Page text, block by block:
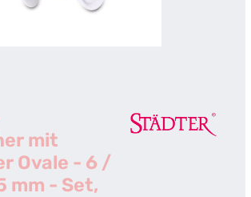
mit
Ovale - 6 /
mm - Set,